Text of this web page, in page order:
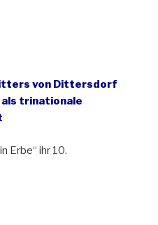
von Dittersdorf
trinationale
Erbe“ ihr 10.